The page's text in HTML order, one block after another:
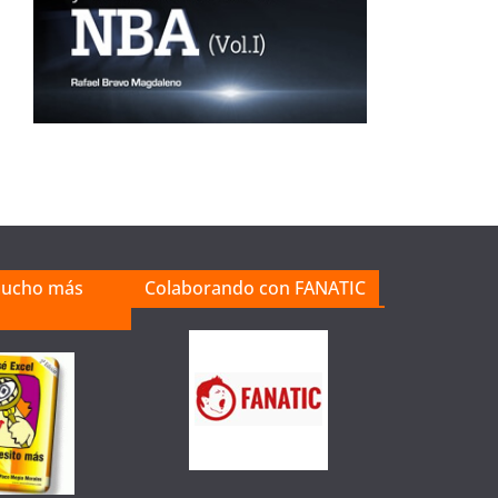
más
Colaborando con FANATIC